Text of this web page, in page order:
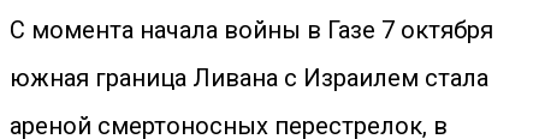
С момента начала войны в Газе 7 октября
южная граница Ливана с Израилем стала
ареной смертоносных перестрелок, в